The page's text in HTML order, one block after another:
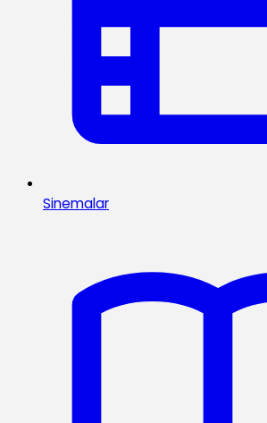
Sinemalar